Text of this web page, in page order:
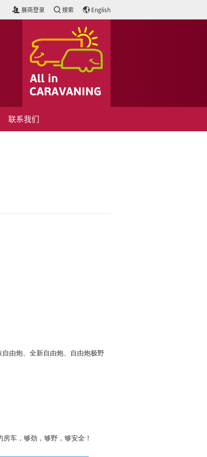
展商登录 搜索 English
联系我们
由炮、全新自由炮、自由炮极野
车，够劲，够野，够安全！